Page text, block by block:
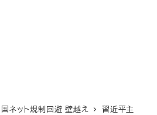
ネット規制回避 壁越え
習近平主